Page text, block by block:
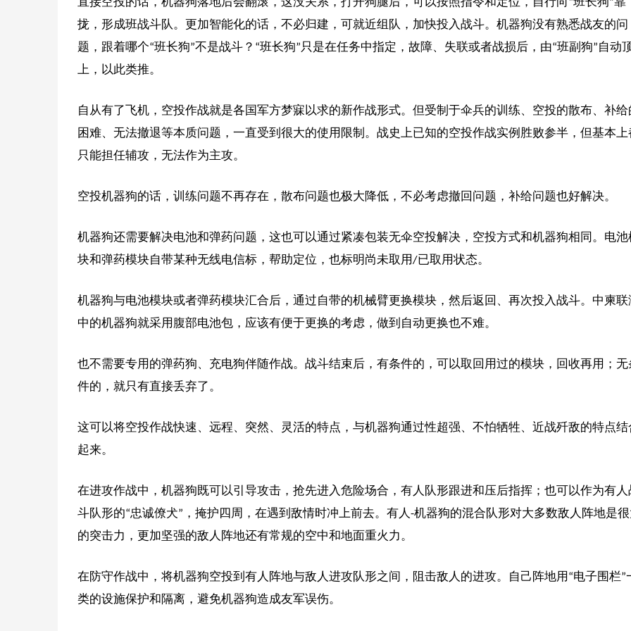
直接空投的话，机器狗落地后会翻滚，这没关系，打开狗腿后，可以按照指令和定位，自行向“班长狗”靠
拢，形成班战斗队。更加智能化的话，不必归建，可就近组队，加快投入战斗。机器狗没有熟悉战友的问
题，跟着哪个“班长狗”不是战斗？“班长狗”只是在任务中指定，故障、失联或者战损后，由“班副狗”自动
上，以此类推。
自从有了飞机，空投作战就是各国军方梦寐以求的新作战形式。但受制于伞兵的训练、空投的散布、补给
困难、无法撤退等本质问题，一直受到很大的使用限制。战史上已知的空投作战实例胜败参半，但基本上
只能担任辅攻，无法作为主攻。
空投机器狗的话，训练问题不再存在，散布问题也极大降低，不必考虑撤回问题，补给问题也好解决。
机器狗还需要解决电池和弹药问题，这也可以通过紧凑包装无伞空投解决，空投方式和机器狗相同。电池
块和弹药模块自带某种无线电信标，帮助定位，也标明尚未取用/已取用状态。
机器狗与电池模块或者弹药模块汇合后，通过自带的机械臂更换模块，然后返回、再次投入战斗。中柬联
中的机器狗就采用腹部电池包，应该有便于更换的考虑，做到自动更换也不难。
也不需要专用的弹药狗、充电狗伴随作战。战斗结束后，有条件的，可以取回用过的模块，回收再用；无
件的，就只有直接丢弃了。
这可以将空投作战快速、远程、突然、灵活的特点，与机器狗通过性超强、不怕牺牲、近战歼敌的特点结
起来。
在进攻作战中，机器狗既可以引导攻击，抢先进入危险场合，有人队形跟进和压后指挥；也可以作为有人
斗队形的“忠诚僚犬”，掩护四周，在遇到敌情时冲上前去。有人-机器狗的混合队形对大多数敌人阵地是很
的突击力，更加坚强的敌人阵地还有常规的空中和地面重火力。
在防守作战中，将机器狗空投到有人阵地与敌人进攻队形之间，阻击敌人的进攻。自己阵地用“电子围栏”
类的设施保护和隔离，避免机器狗造成友军误伤。